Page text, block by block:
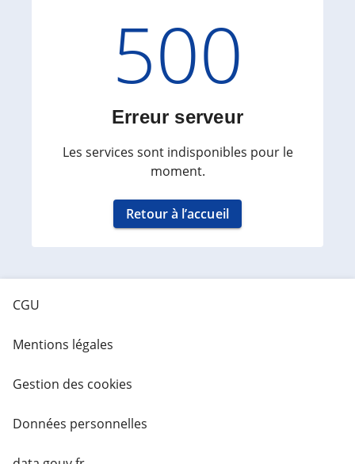
Code
500
Erreur serveur
Les services sont indisponibles pour le
moment.
Retour à l’accueil
CGU
Mentions légales
Gestion des cookies
Données personnelles